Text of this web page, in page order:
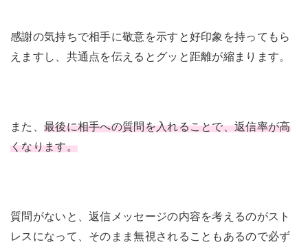
感謝の気持ちで相手に敬意を示すと好印象を持ってもら
えますし、共通点を伝えるとグッと距離が縮まります。
また、 最後に相手への質問を入れることで、返信率が高
くなります。
質問がないと、返信メッセージの内容を考えるのがスト
レスになって、そのまま無視されることもあるので必ず